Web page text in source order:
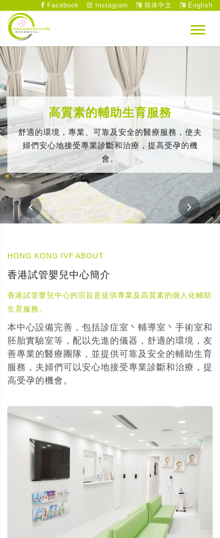
Facebook Instagram 简体中文 English
高質素的輔助生育服務
舒適的環境，專業、可靠及安全的醫療服務，使夫
婦們安心地接受專業診斷和治療，提高受孕的機
會。
HONG KONG IVF ABOUT
香港試管嬰兒中心簡介
香港試管嬰兒中心的宗旨是提供專業及高質素的個人化輔助
生育服務。
本中心設備完善，包括診症室丶輔導室丶手術室和
胚胎實驗室等，配以先進的儀器，舒適的環境，友
善專業的醫療團隊，並提供可靠及安全的輔助生育
服務，夫婦們可以安心地接受專業診斷和治療，提
高受孕的機會。